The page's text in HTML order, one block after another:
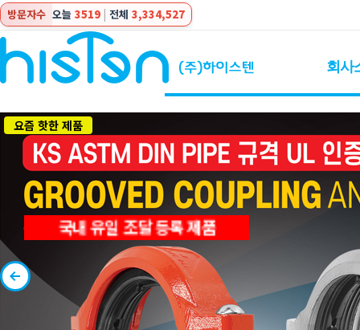
방문자수 오늘 3519 | 전체 3,334,527
회사
요즘 핫한 제품
국내 유일 조달 등록 제품